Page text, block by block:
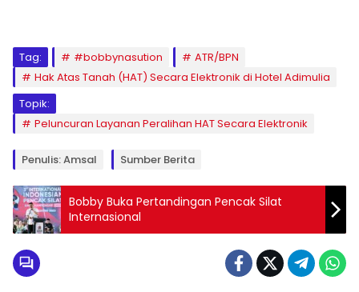
Tag: #bobbynasution
ATR/BPN
Hak Atas Tanah (HAT) Secara Elektronik di Hotel Adimulia
Topik:
Peluncuran Layanan Peralihan HAT Secara Elektronik
Penulis: Amsal Sumber Berita
Bobby Buka Pertandingan Pencak Silat
Internasional